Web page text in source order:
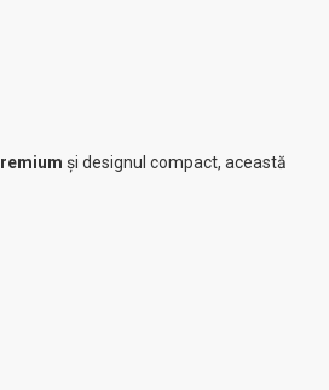
și designul compact, această